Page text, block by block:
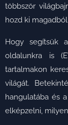
többször
hozd ki magadból
Hogy segítsük
oldalunkra is
tartalmakon
világát.
hangulatába és
elképzelni,